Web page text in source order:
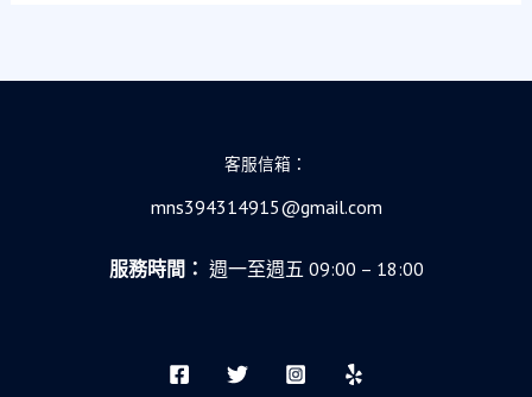
客服信箱：
mns394314915@gmail.com
服務時間： 週一至週五 09:00 – 18:00